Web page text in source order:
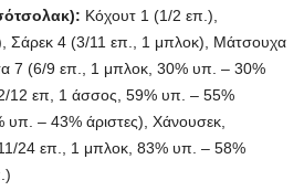
Κόχουτ 1 (1/2 επ.),
Σάρεκ 4 (3/11 επ., 1 μπλοκ), Μάτσουχα
7 (6/9 επ., 1 μπλοκ, 30% υπ. – 30%
12 επ, 1 άσσος, 59% υπ. – 55%
υπ. – 43% άριστες), Χάνουσεκ,
24 επ., 1 μπλοκ, 83% υπ. – 58%